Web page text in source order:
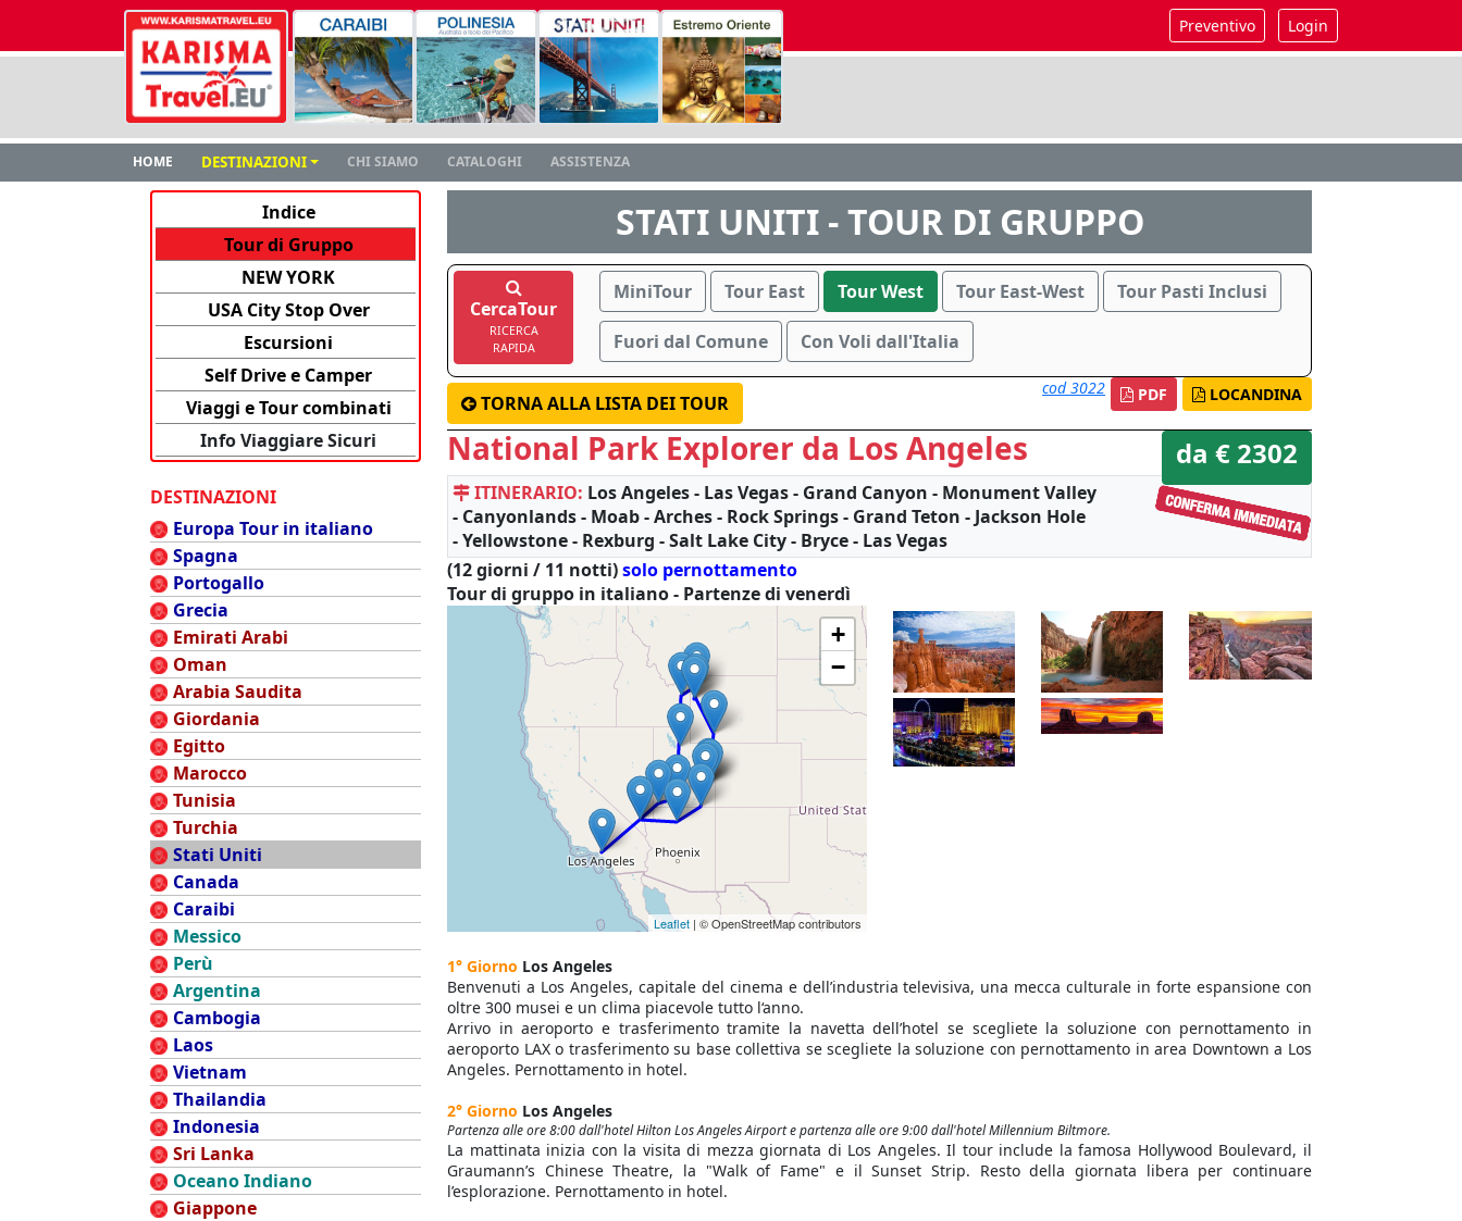
Preventivo Login
HOME DESTINAZIONI CHI SIAMO CATALOGHI ASSISTENZA
Indice
Tour di Gruppo
NEW YORK
USA City Stop Over
Escursioni
Self Drive e Camper
Viaggi e Tour combinati
Info Viaggiare Sicuri
DESTINAZIONI
Europa Tour in italiano
Spagna
Portogallo
Grecia
Emirati Arabi
Oman
Arabia Saudita
Giordania
Egitto
Marocco
Tunisia
Turchia
Stati Uniti
Canada
Caraibi
Messico
Perù
Argentina
Cambogia
Laos
Vietnam
Thailandia
Indonesia
Sri Lanka
Oceano Indiano
Giappone
STATI UNITI - TOUR DI GRUPPO
CercaTour
RICERCA
RAPIDA
MiniTour Tour East Tour West Tour East-West Tour Pasti Inclusi
Fuori dal Comune Con Voli dall'Italia
LOCANDINA
PDF
cod 3022
TORNA ALLA LISTA DEI TOUR
da € 2302
National Park Explorer da Los Angeles
ITINERARIO: Los Angeles - Las Vegas - Grand Canyon - Monument Valley
- Canyonlands - Moab - Arches - Rock Springs - Grand Teton - Jackson Hole
- Yellowstone - Rexburg - Salt Lake City - Bryce - Las Vegas
(12 giorni / 11 notti)solo pernottamento
Tour di gruppo in italiano - Partenze di venerdì
+
−
Leaflet| © OpenStreetMap contributors
1° Giorno Los Angeles
Benvenuti a Los Angeles, capitale del cinema e dell’industria televisiva, una mecca culturale in forte espansione con
oltre 300 musei e un clima piacevole tutto l‘anno.
Arrivo in aeroporto e trasferimento tramite la navetta dell’hotel se scegliete la soluzione con pernottamento in
aeroporto LAX o trasferimento su base collettiva se scegliete la soluzione con pernottamento in area Downtown a Los
Angeles. Pernottamento in hotel.
2° Giorno Los Angeles
Partenza alle ore 8:00 dall'hotel Hilton Los Angeles Airport e partenza alle ore 9:00 dall'hotel Millennium Biltmore.
La mattinata inizia con la visita di mezza giornata di Los Angeles. Il tour include la famosa Hollywood Boulevard, il
Graumann’s Chinese Theatre, la "Walk of Fame" e il Sunset Strip. Resto della giornata libera per continuare
l’esplorazione. Pernottamento in hotel.